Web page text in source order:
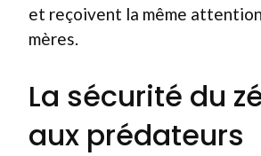
et reçoivent la même
mères.
La sécurité du
aux prédateurs